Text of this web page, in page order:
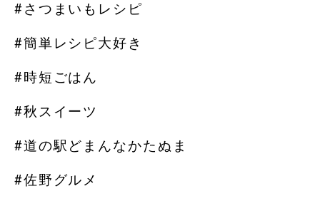
#さつまいもレシピ
#簡単レシピ大好き
#時短ごはん
#秋スイーツ
#道の駅どまんなかたぬま
#佐野グルメ